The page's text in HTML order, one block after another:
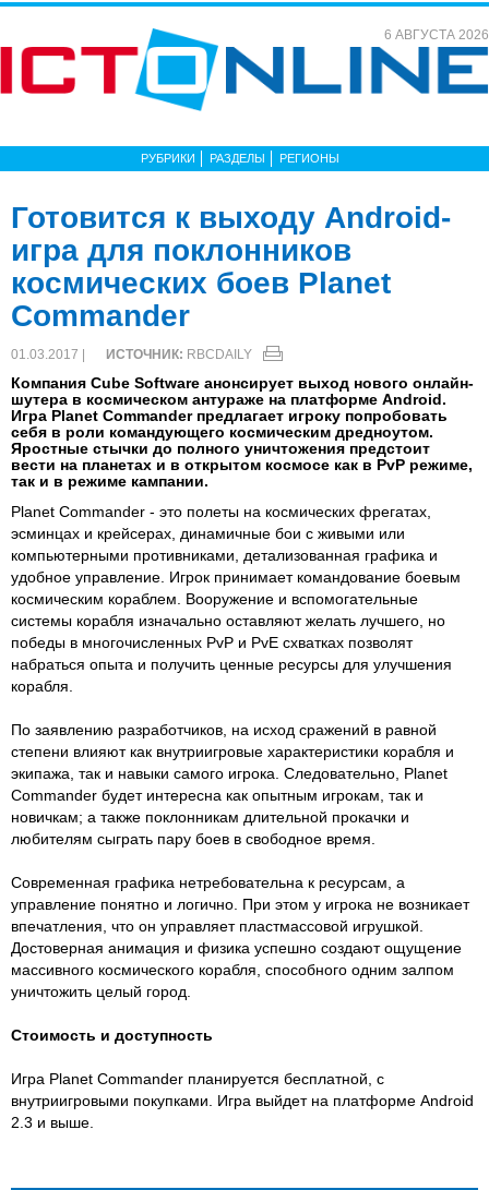
6 АВГУСТА 2026
РУБРИКИ РАЗДЕЛЫ РЕГИОНЫ
Готовится к выходу Android-
игра для поклонников
космических боев Planet
Commander
01.03.2017 | ИСТОЧНИК: RBCDAILY
Компания Cube Software анонсирует выход нового онлайн-
шутера в космическом антураже на платформе Android.
Игра Planet Commander предлагает игроку попробовать
себя в роли командующего космическим дредноутом.
Яростные стычки до полного уничтожения предстоит
вести на планетах и в открытом космосе как в PvP режиме,
так и в режиме кампании.
Planet Commander - это полеты на космических фрегатах,
эсминцах и крейсерах, динамичные бои с живыми или
компьютерными противниками, детализованная графика и
удобное управление. Игрок принимает командование боевым
космическим кораблем. Вооружение и вспомогательные
системы корабля изначально оставляют желать лучшего, но
победы в многочисленных PvP и PvE схватках позволят
набраться опыта и получить ценные ресурсы для улучшения
корабля.
По заявлению разработчиков, на исход сражений в равной
степени влияют как внутриигровые характеристики корабля и
экипажа, так и навыки самого игрока. Следовательно, Planet
Commander будет интересна как опытным игрокам, так и
новичкам; а также поклонникам длительной прокачки и
любителям сыграть пару боев в свободное время.
Современная графика нетребовательна к ресурсам, а
управление понятно и логично. При этом у игрока не возникает
впечатления, что он управляет пластмассовой игрушкой.
Достоверная анимация и физика успешно создают ощущение
массивного космического корабля, способного одним залпом
уничтожить целый город.
Стоимость и доступность
Игра Planet Commander планируется бесплатной, с
внутриигровыми покупками. Игра выйдет на платформе Android
2.3 и выше.